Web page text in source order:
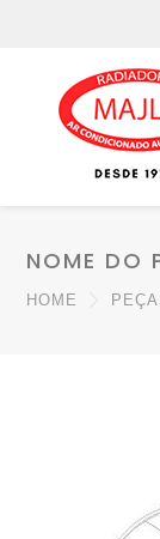
NOME DO
HOME